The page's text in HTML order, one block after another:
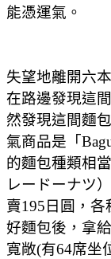
能憑運氣。
失望地離開六
在路邊發現這
然發現這間麵
氣商品是「
的麵包種類相
レードーナツ
賣195 日圓，
好麵包後，拿
寬敞(有64席坐